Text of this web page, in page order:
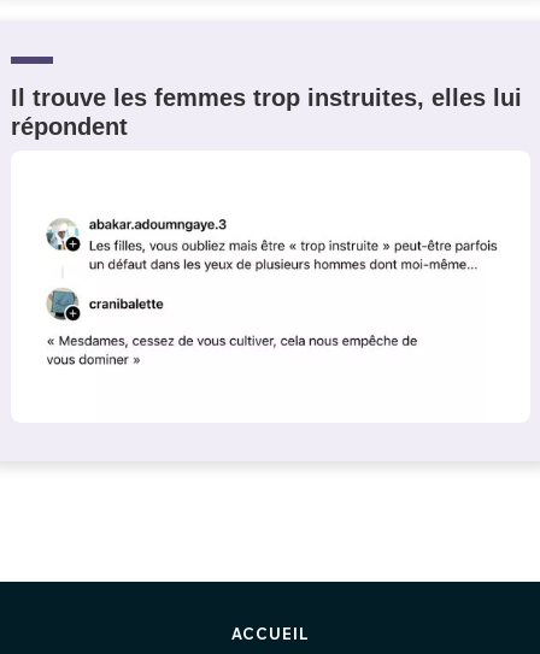
Il trouve les femmes trop instruites, elles lui
répondent
ACCUEIL